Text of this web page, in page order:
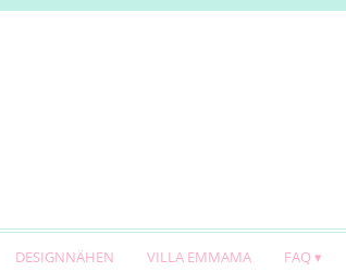
DESIGNNÄHEN VILLA EMMAMA FAQ